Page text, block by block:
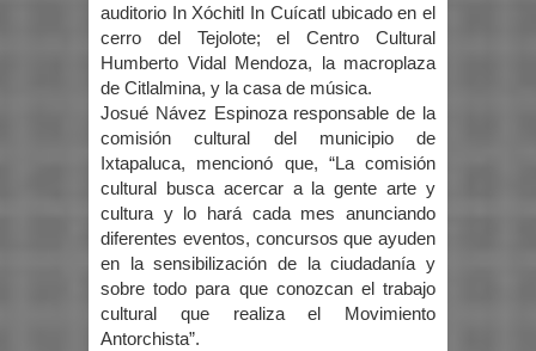
auditorio In Xóchitl In Cuícatl ubicado en el
cerro del Tejolote; el Centro Cultural
Humberto Vidal Mendoza, la macroplaza
de Citlalmina, y la casa de música.
Josué Návez Espinoza responsable de la
comisión cultural del municipio de
Ixtapaluca, mencionó que, “La comisión
cultural busca acercar a la gente arte y
cultura y lo hará cada mes anunciando
diferentes eventos, concursos que ayuden
en la sensibilización de la ciudadanía y
sobre todo para que conozcan el trabajo
cultural que realiza el Movimiento
Antorchista”.